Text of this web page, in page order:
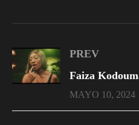
PREV
Faiza
MAYO 10, 2024